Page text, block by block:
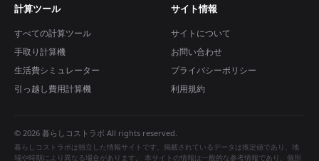
計算ツール
すべての計算ツール
手取り計算機
生活費シミュレーター
引っ越し費用計算機
サイト情報
サイトについて
お問い合わせ
プライバシーポリシー
利用規約
© 2026 暮らしコストラボ All rights reserved.
暮らしコストラボは独立した情報サイトです。掲載されているデータは推定値であり、地
域や時期により異なる場合があります。 本サイトの情報は一般的な参考情報であり、個別